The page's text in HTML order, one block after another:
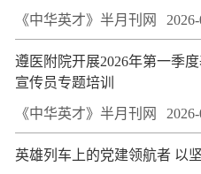
《中华英才》半月刊网
遵医附院开展2026年第一季
宣传员专题培训
《中华英才》半月刊网
英雄列车上的党建领航者 以